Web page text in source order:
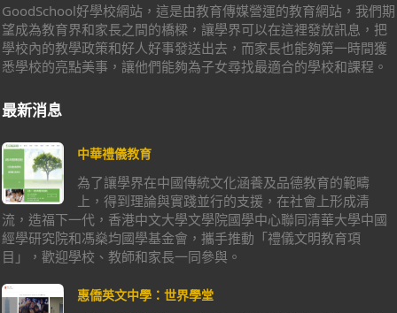
GoodSchool好學校網站，這是由教育傳媒營運的教育網站，我們期
望成為教育界和家長之間的橋樑，讓學界可以在這裡發放訊息，把
學校內的教學政策和好人好事發送出去，而家長也能夠第一時間獲
悉學校的亮點美事，讓他們能夠為子女尋找最適合的學校和課程。
最新消息
中華禮儀教育
為了讓學界在中國傳統文化涵養及品德教育的範疇
上，得到理論與實踐並行的支援，在社會上形成清
流，造福下一代，香港中文大學文學院國學中心聯同清華大學中國
經學研究院和馮燊均國學基金會，攜手推動「禮儀文明教育項
目」，歡迎學校、教師和家長一同參與。
惠僑英文中學：世界學堂